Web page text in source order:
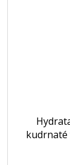
kudrnaté